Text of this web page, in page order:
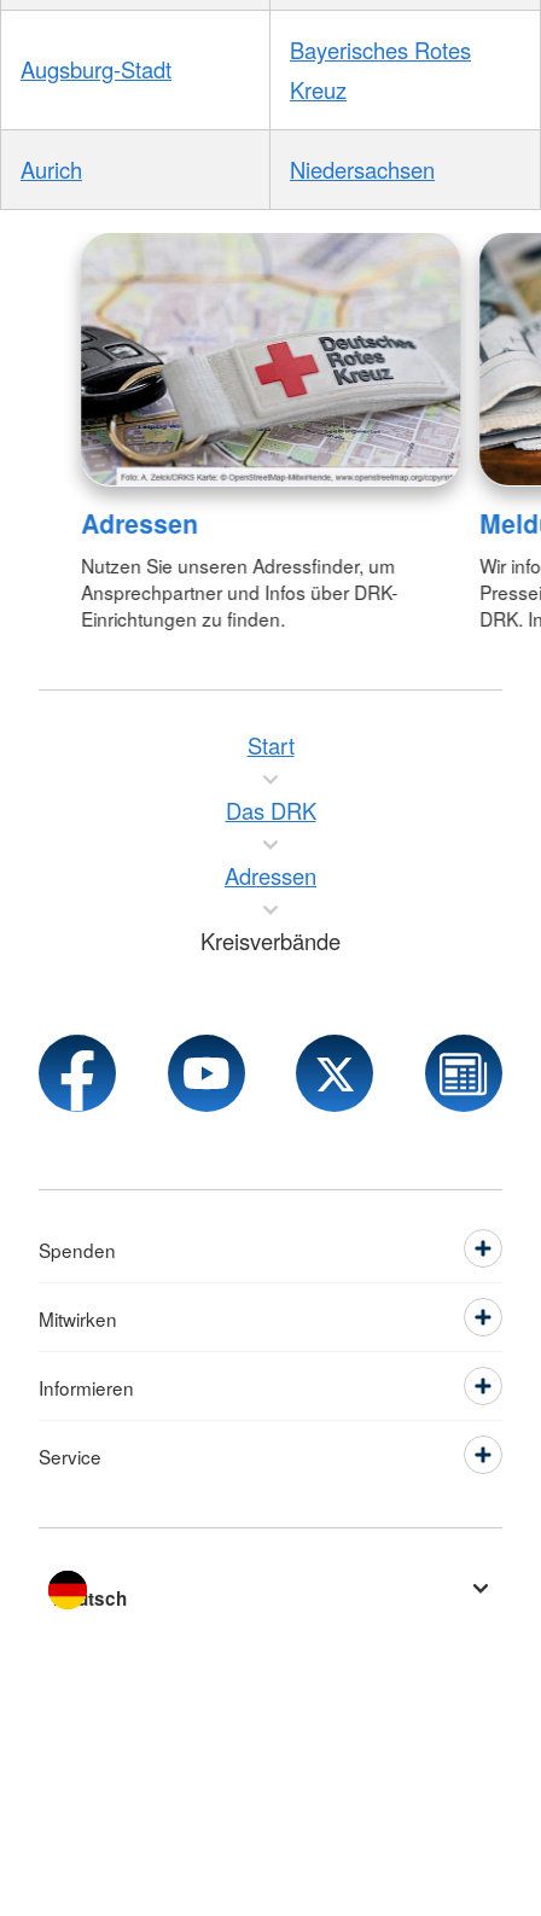
Augsburg-Stadt
Bayerisches Rotes
Kreuz
Aurich Niedersachsen
Adressen
Nutzen Sie unseren Adressfinder, um
Ansprechpartner und Infos über DRK-
Einrichtungen zu finden.
Wir
DRK.
Start
Das DRK
Adressen
Kreisverbände
Spenden
Mitwirken
Informieren
Service
Sprache wechseln zu